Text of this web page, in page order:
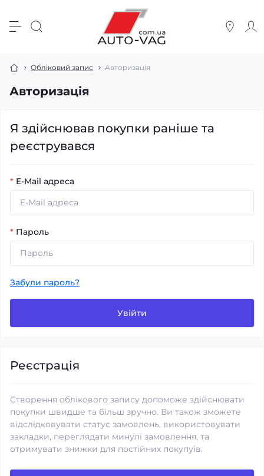
Обліковий запис Авторизація
Авторизація
Я здійснював покупки раніше та
реєструвався
* E-Mail адреса
* Пароль
Забули пароль?
Увійти
Реєстрація
Створення облікового запису допоможе здійснювати
покупки швидше та більш зручно. Ви також зможете
відслідковувати статус замовлень, використовувати
закладки, переглядати минулі замовлення, та
отримувати знижки для постійних покупуів.